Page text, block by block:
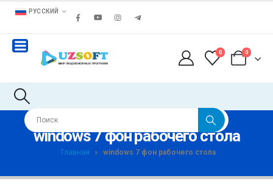
РУССКИЙ
0 0
windows 7 фон рабочего стола
Главная » windows 7 фон рабочего стола